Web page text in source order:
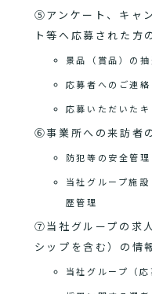
⑤アンケート、キャ
ト等へ応募された方
景品（賞品）の
応募者へのご連絡
応募いただいた
⑥事業所への来訪者
防犯等の安全管理
当社グループ施
歴管理
⑦当社グループの求
シップを含む）の情
当社グループ（